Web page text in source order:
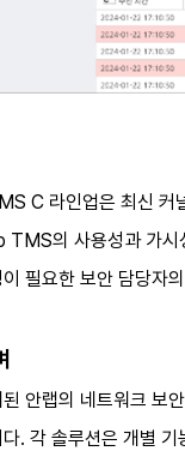
C 라인업은 최신 커
TMS의 사용성과 가시
필요한 보안 담당자
안랩의 네트워크 보
. 각 솔루션은 개별